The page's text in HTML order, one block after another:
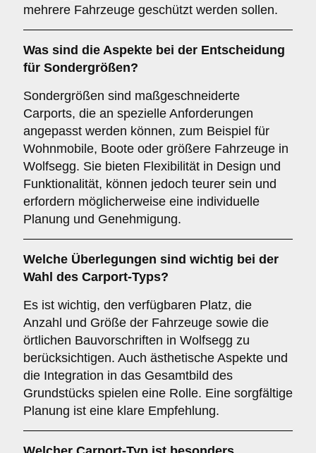
mehrere Fahrzeuge geschützt werden sollen.
Was sind die Aspekte bei der Entscheidung
für Sondergrößen?
Sondergrößen sind maßgeschneiderte
Carports, die an spezielle Anforderungen
angepasst werden können, zum Beispiel für
Wohnmobile, Boote oder größere Fahrzeuge in
Wolfsegg. Sie bieten Flexibilität in Design und
Funktionalität, können jedoch teurer sein und
erfordern möglicherweise eine individuelle
Planung und Genehmigung.
Welche Überlegungen sind wichtig bei der
Wahl des Carport-Typs?
Es ist wichtig, den verfügbaren Platz, die
Anzahl und Größe der Fahrzeuge sowie die
örtlichen Bauvorschriften in Wolfsegg zu
berücksichtigen. Auch ästhetische Aspekte und
die Integration in das Gesamtbild des
Grundstücks spielen eine Rolle. Eine sorgfältige
Planung ist eine klare Empfehlung.